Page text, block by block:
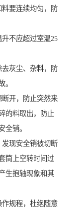
要连续均匀，防
不应超过室温25
灰尘、杂料，防
。
开，防止突然来
的料取出，防止
全销。
现安全销被切断
筒上空转时间过
生抱轴现象和其
规程，杜绝随意